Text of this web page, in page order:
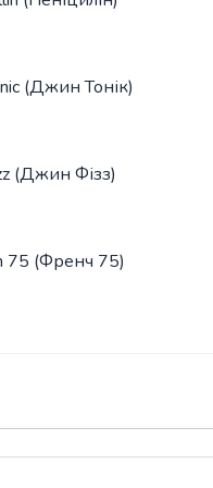
(Джин Тонік)
(Джин Фізз)
75 (Френч 75)